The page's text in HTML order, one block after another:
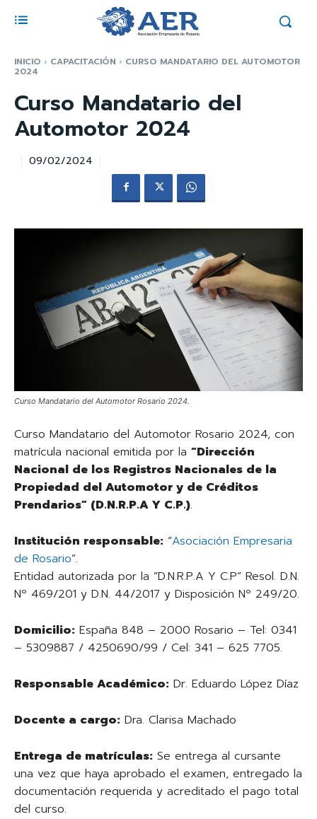
INICIO CAPACITACIÓN CURSO MANDATARIO DEL AUTOMOTOR
2024
Curso Mandatario del
Automotor 2024
09/02/2024
Curso Mandatario del Automotor Rosario 2024.
Curso Mandatario del Automotor Rosario 2024, con
matrícula nacional emitida por la “Dirección
Nacional de los Registros Nacionales de la
Propiedad del Automotor y de Créditos
Prendarios” (D.N.R.P.A Y C.P.).
Institución responsable: “Asociación Empresaria
de Rosario”.
Entidad autorizada por la ”D.N.R.P.A Y C.P” Resol. D.N.
Nº 469/201 y D.N. 44/2017 y Disposición Nº 249/20.
Domicilio: España 848 – 2000 Rosario – Tel: 0341
– 5309887 / 4250690/99 / Cel: 341 – 625 7705.
Responsable Académico: Dr. Eduardo López Díaz
Docente a cargo: Dra. Clarisa Machado
Entrega de matrículas: Se entrega al cursante
una vez que haya aprobado el examen, entregado la
documentación requerida y acreditado el pago total
del curso.